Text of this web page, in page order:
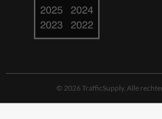
© 2026 TrafficSupply. Alle